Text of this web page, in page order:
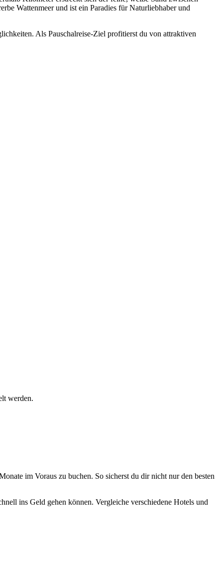
Wattenmeer und ist ein Paradies für Naturliebhaber und
Als Pauschalreise-Ziel profitierst du von attraktiven
werden.
im Voraus zu buchen. So sicherst du dir nicht nur den besten
ins Geld gehen können. Vergleiche verschiedene Hotels und